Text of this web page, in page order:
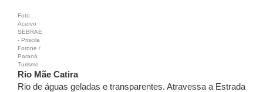
Foto:
Acervo
SEBRAE
- Priscila
Forone /
Paraná
Turismo
Rio Mãe Catira
Rio de águas geladas e transparentes. Atravessa a Estrada